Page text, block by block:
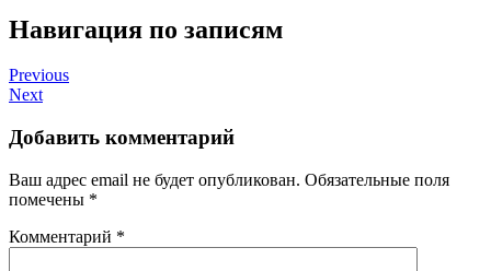
Навигация по записям
Previous
Next
Добавить комментарий
Ваш адрес email не будет опубликован. Обязательные поля
помечены *
Комментарий *